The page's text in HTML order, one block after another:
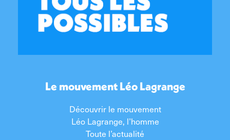
Le mouvement Léo Lagrange
Découvrir le mouvement
Léo Lagrange, l’homme
Toute l’actualité